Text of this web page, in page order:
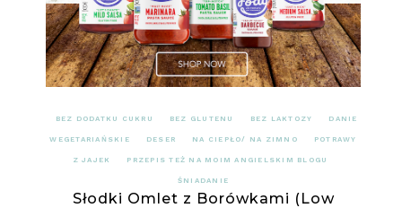
BEZ DODATKU CUKRU BEZ GLUTENU BEZ LAKTOZY DANIE
WEGETARIAŃSKIE DESER NA CIEPŁO/ NA ZIMNO POTRAWY
Z JAJEK PRZEPIS TEŻ NA MOIM ANGIELSKIM BLOGU
ŚNIADANIE
Słodki Omlet z Borówkami (Low